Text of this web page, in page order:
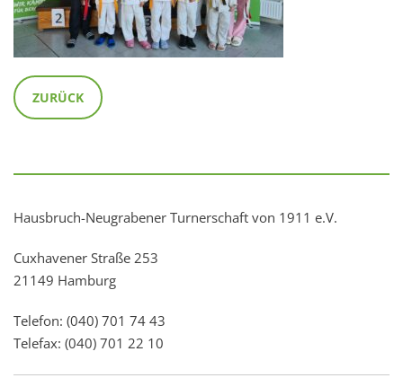
ZURÜCK
Hausbruch-Neugrabener Turnerschaft von 1911 e.V.
Cuxhavener Straße 253
21149 Hamburg
Telefon: (040) 701 74 43
Telefax: (040) 701 22 10